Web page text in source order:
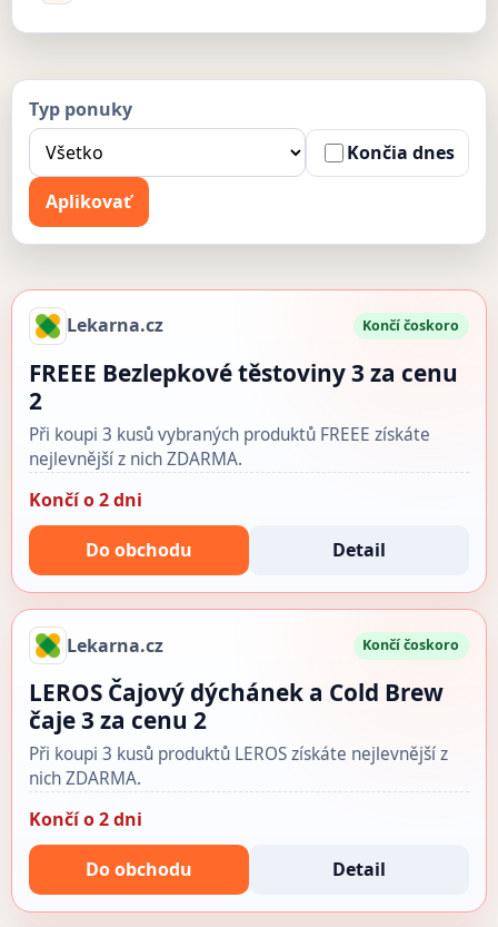
Typ ponuky
Končia dnes
Aplikovať
Lekarna.cz Končí čoskoro
FREEE Bezlepkové těstoviny 3 za cenu
2
Při koupi 3 kusů vybraných produktů FREEE získáte
nejlevnější z nich ZDARMA.
Končí o 2 dni
Do obchodu Detail
Lekarna.cz Končí čoskoro
LEROS Čajový dýchánek a Cold Brew
čaje 3 za cenu 2
Při koupi 3 kusů produktů LEROS získáte nejlevnější z
nich ZDARMA.
Končí o 2 dni
Do obchodu Detail